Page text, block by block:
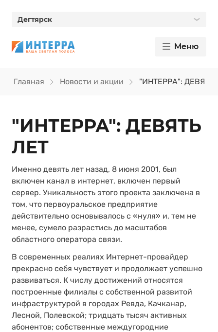
Дегтярск
Меню
Главная Новости и акции "ИНТЕРРА": ДЕВЯТЬ
"ИНТЕРРА": ДЕВЯТЬ
ЛЕТ
Именно девять лет назад, 8 июня 2001, был
включен канал в интернет, включен первый
сервер. Уникальность этого проекта заключена в
том, что первоуральское предприятие
действительно основывалось с «нуля» и, тем не
менее, сумело разрастись до масштабов
областного оператора связи.
В современных реалиях Интернет-провайдер
прекрасно себя чувствует и продолжает успешно
развиваться. К числу достижений относятся
построенные филиалы с собственной развитой
инфраструктурой в городах Ревда, Качканар,
Лесной, Полевской; тридцать тысяч активных
абонентов; собственные междугородние